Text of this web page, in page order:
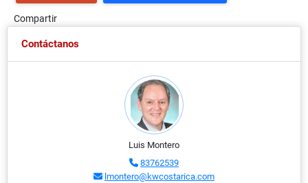
Compartir
Contáctanos
Luis Montero
83762539
lmontero@kwcostarica.com